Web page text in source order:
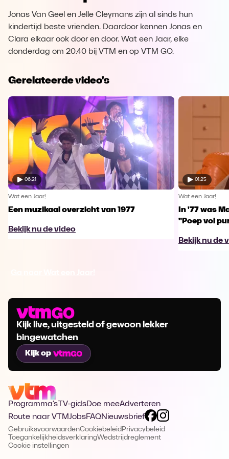
Jonas Van Geel en Jelle Cleymans zijn al sinds hun
kindertijd beste vrienden. Daardoor kennen Jonas en
Clara elkaar ook door en door. Wat een Jaar, elke
donderdag om 20.40 bij VTM en op VTM GO.
Gerelateerde video's
06:21
Wat een Jaar!
Een muzikaal overzicht van 1977
Bekijk nu de video
01:25
Wat een Jaar!
In '77 was
"Poep vol
Bekijk nu de
Kijk live, uitgesteld of gewoon lekker
bingewatchen
Kijk op
Programma's TV-gidsDoe meeAdverteren
Route naar VTMJobsFAQNieuwsbrief
GebruiksvoorwaardenCookiebeleid Privacybeleid
ToegankelijkheidsverklaringWedstrijdreglement
Cookie instellingen